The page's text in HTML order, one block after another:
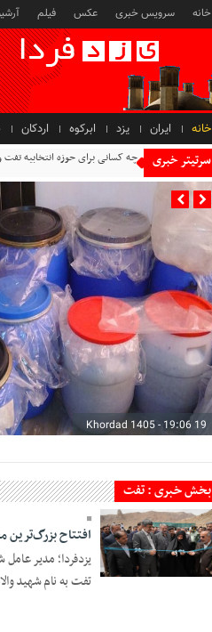
خانه سرویس خبری عکس فیلم
خانه ایران یزد ابرکوه اردکان
سرتیتر خبری چه کسانی برای حوزه انتخابیه تفت
19 Khordad 1405 - 19:06
بخش خبری : تفت
19 Ordibehesht 1405 -
افتتاح
تفت به نام شهید